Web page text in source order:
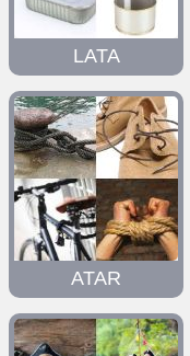
LATA
ATAR